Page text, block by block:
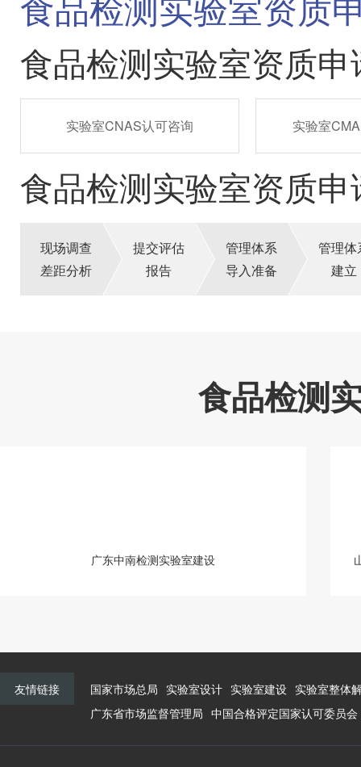
食品检测实验室资质
实验室CNAS认可咨询 实验室
食品检测实验室资质
现场调查
差距分析
提交评估
报告
管理体系
导入准备
管理体
建立
食品检测
广东中南检测实验室建设
友情链接 国家市场总局 实验室设计 实验室建设 实验室整体
广东省市场监督管理局 中国合格评定国家认可委员会